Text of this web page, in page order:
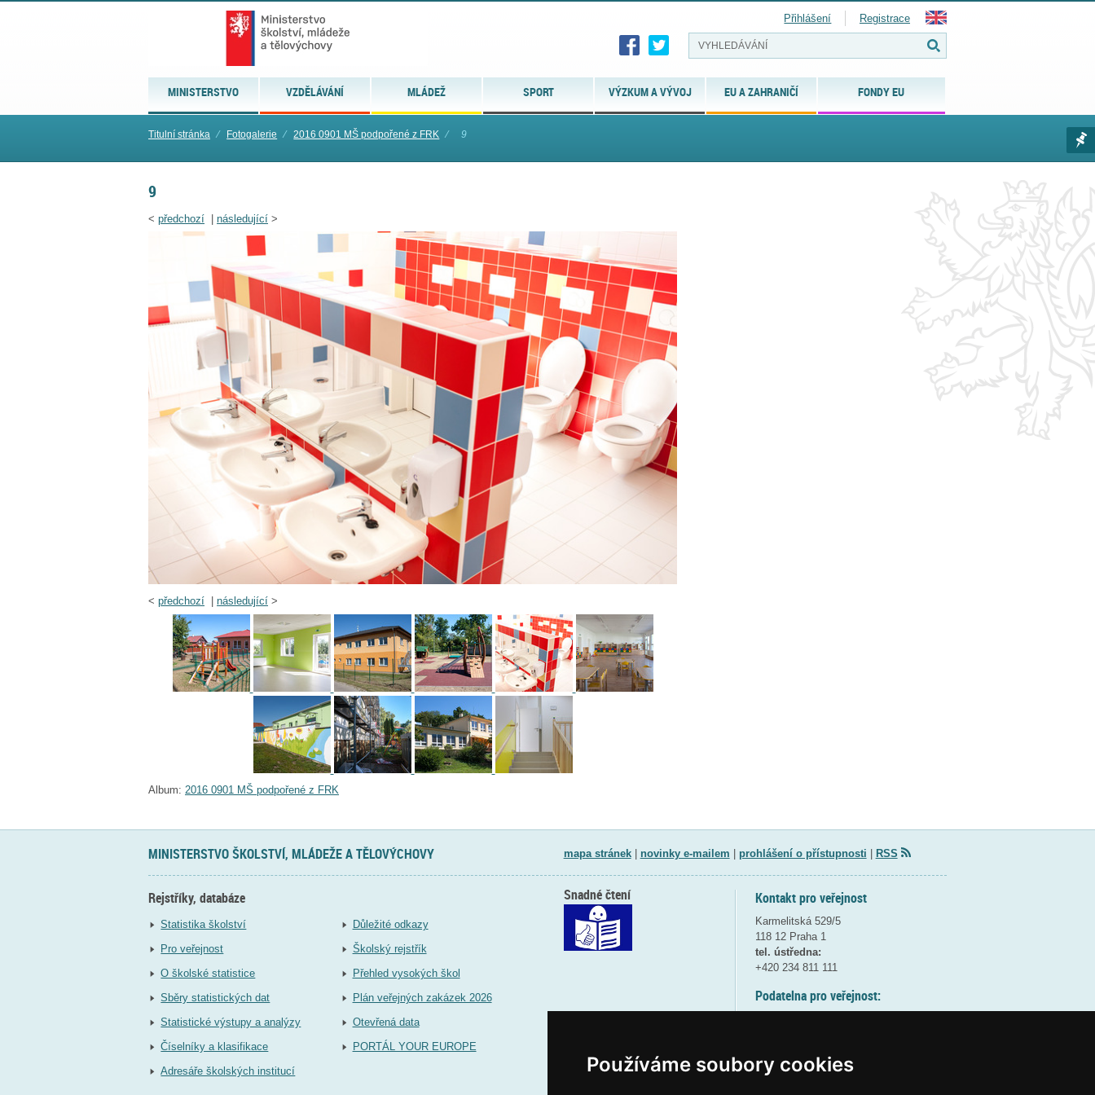
Používáme soubory cookies
MINISTERSTVO VZDĚLÁVÁNÍ MLÁDEŽ SPORT VÝZKUM A VÝVOJ EU A ZAHRANIČÍ FONDY EU
Přihlášení Registrace
Titulní stránka ⁄ Fotogalerie ⁄ 2016 0901 MŠ podpořené z FRK ⁄ 9
9
< předchozí následující >
< předchozí následující >
Album: 2016 0901 MŠ podpořené z FRK
MINISTERSTVO ŠKOLSTVÍ, MLÁDEŽE A TĚLOVÝCHOVY mapa stránek| novinky e-mailem prohlášení o přístupnosti RSS
Rejstříky, databáze
Statistika školství
Pro veřejnost
O školské statistice
Sběry statistických dat
Statistické výstupy a analýzy
Číselníky a klasifikace
Adresáře školských institucí
Důležité odkazy
Školský rejstřík
Přehled vysokých škol
Plán veřejných zakázek 2026
Otevřená data
PORTÁL YOUR EUROPE
Kontakt pro veřejnost
Karmelitská 529/5
118 12 Praha 1
tel. ústředna:
+420 234 811 111
Podatelna pro veřejnost:
Snadné čtení